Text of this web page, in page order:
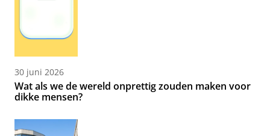
30 juni 2026
Wat als we de wereld onprettig zouden maken voor
dikke mensen?